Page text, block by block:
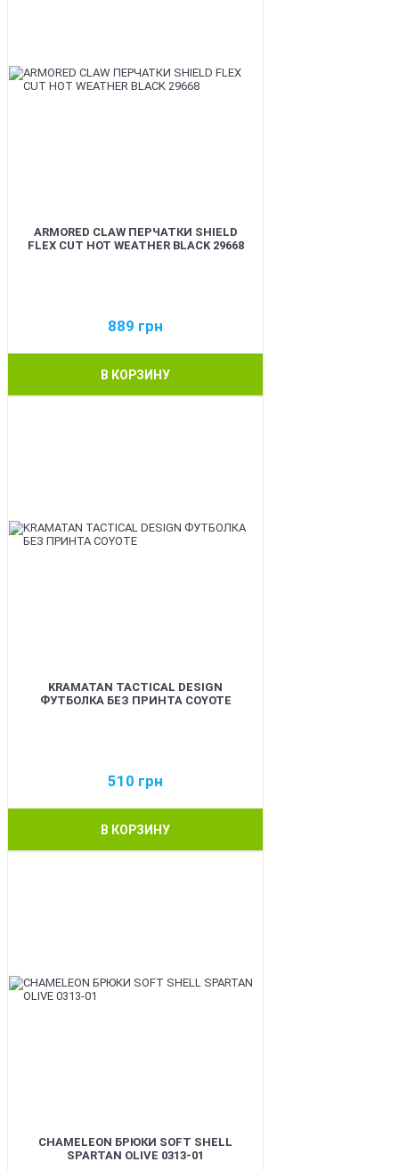
ARMORED CLAW ПЕРЧАТКИ SHIELD
FLEX CUT HOT WEATHER BLACK 29668
889 грн
В КОРЗИНУ
KRAMATAN TACTICAL DESIGN
ФУТБОЛКА БЕЗ ПРИНТА COYOTE
510 грн
В КОРЗИНУ
CHAMELEON БРЮКИ SOFT SHELL
SPARTAN OLIVE 0313-01